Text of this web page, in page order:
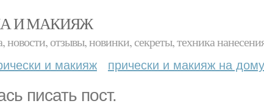
И МАКИЯЖ
отзывы, новинки, секреты, техника
и макияж прически и макияж на дому
писать пост.